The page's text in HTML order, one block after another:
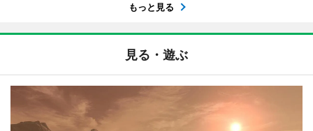
もっと見る
見る・遊ぶ